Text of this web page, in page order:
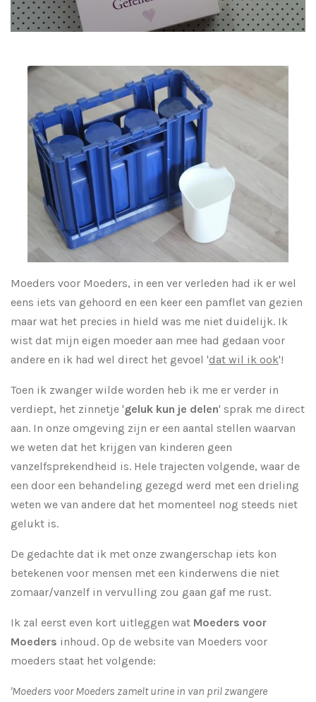
Moeders voor Moeders, in een ver verleden had ik er wel
eens iets van gehoord en een keer een pamflet van gezien
maar wat het precies in hield was me niet duidelijk. Ik
wist dat mijn eigen moeder aan mee had gedaan voor
andere en ik had wel direct het gevoel 'dat wil ik ook'!
Toen ik zwanger wilde worden heb ik me er verder in
verdiept, het zinnetje 'geluk kun je delen' sprak me direct
aan. In onze omgeving zijn er een aantal stellen waarvan
we weten dat het krijgen van kinderen geen
vanzelfsprekendheid is. Hele trajecten volgende, waar de
een door een behandeling gezegd werd met een drieling
weten we van andere dat het momenteel nog steeds niet
gelukt is.
De gedachte dat ik met onze zwangerschap iets kon
betekenen voor mensen met een kinderwens die niet
zomaar/vanzelf in vervulling zou gaan gaf me rust.
Ik zal eerst even kort uitleggen wat Moeders voor
Moeders inhoud. Op de website van Moeders voor
moeders staat het volgende:
'Moeders voor Moeders zamelt urine in van pril zwangere